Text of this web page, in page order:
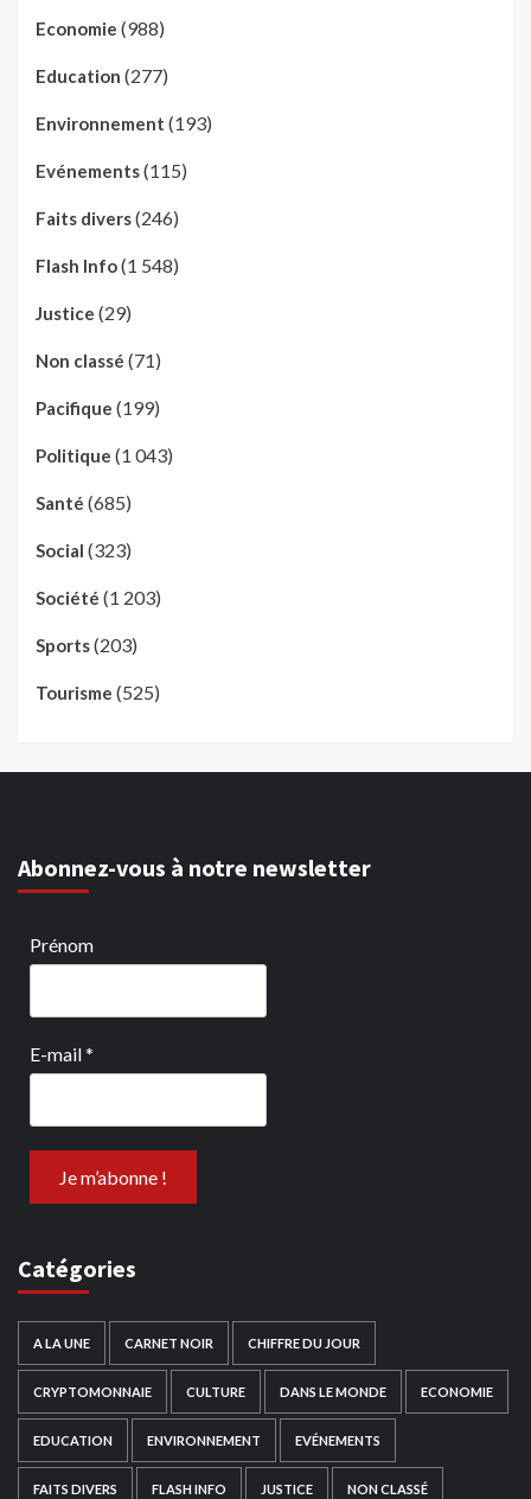
Economie (988)
Education (277)
Environnement (193)
Evénements(115)
Faits divers(246)
Flash Info(1 548)
Justice (29)
Non classé (71)
Pacifique (199)
Politique (1 043)
Santé (685)
Social (323)
Société (1 203)
Sports(203)
Tourisme (525)
Abonnez-vous à notre newsletter
Prénom
E-mail*
Catégories
A LA UNE CARNET NOIR CHIFFRE DU JOUR
CRYPTOMONNAIE CULTURE DANS LE MONDE ECONOMIE
EDUCATION ENVIRONNEMENT EVÉNEMENTS
FAITS DIVERS FLASH INFO JUSTICE NON CLASSÉ